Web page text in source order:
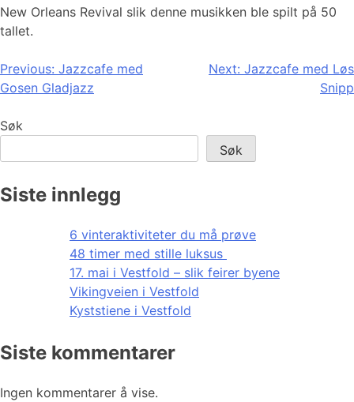
New Orleans Revival slik denne musikken ble spilt på 50
tallet.
Innleggsnavigasjon
Previous: Jazzcafe med
Gosen Gladjazz
Next: Jazzcafe med Løs
Snipp
Søk
Søk
Siste innlegg
6 vinteraktiviteter du må prøve
48 timer med stille luksus
17. mai i Vestfold – slik feirer byene
Vikingveien i Vestfold
Kyststiene i Vestfold
Siste kommentarer
Ingen kommentarer å vise.